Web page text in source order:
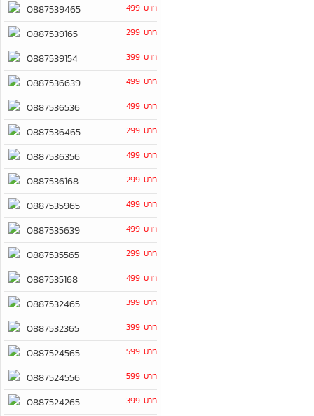
0887539465 499 บาท
0887539165 299 บาท
0887539154 399 บาท
0887536639 499 บาท
0887536536 499 บาท
0887536465 299 บาท
0887536356 499 บาท
0887536168 299 บาท
0887535965 499 บาท
0887535639 499 บาท
0887535565 299 บาท
0887535168 499 บาท
0887532465 399 บาท
0887532365 399 บาท
0887524565 599 บาท
0887524556 599 บาท
0887524265 399 บาท